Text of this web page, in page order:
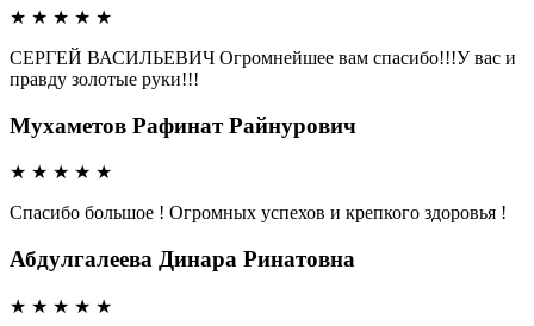
★ ★ ★ ★ ★
СЕРГЕЙ ВАСИЛЬЕВИЧ Огромнейшее вам спасибо!!!У вас и
правду золотые руки!!!
Мухаметов Рафинат Райнурович
★ ★ ★ ★ ★
Спасибо большое ! Огромных успехов и крепкого здоровья !
Абдулгалеева Динара Ринатовна
★ ★ ★ ★ ★